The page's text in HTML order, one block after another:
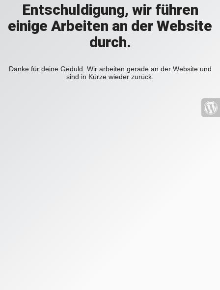
Entschuldigung, wir führen
einige Arbeiten an der Website
durch.
Danke für deine Geduld. Wir arbeiten gerade an der Website und
sind in Kürze wieder zurück.